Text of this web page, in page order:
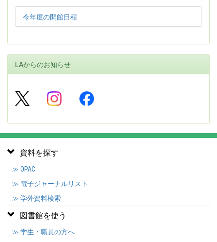
今年度の開館日程
LAからのお知らせ
資料を探す
≫ OPAC
≫ 電子ジャーナルリスト
≫ 学外資料検索
図書館を使う
≫ 学生・職員の方へ